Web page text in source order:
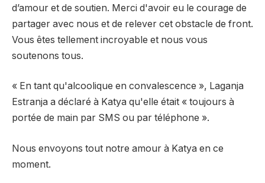
d’amour et de soutien. Merci d'avoir eu le courage de
partager avec nous et de relever cet obstacle de front.
Vous êtes tellement incroyable et nous vous
soutenons tous.
« En tant qu'alcoolique en convalescence », Laganja
Estranja a déclaré à Katya qu'elle était « toujours à
portée de main par SMS ou par téléphone ».
Nous envoyons tout notre amour à Katya en ce
moment.